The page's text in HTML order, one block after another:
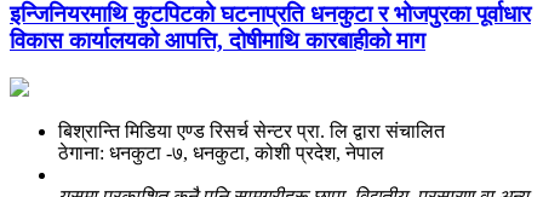
इन्जिनियरमाथि कुटपिटको घटनाप्रति धनकुटा र भोजपुरका पूर्वाधार
विकास कार्यालयको आपत्ति, दोषीमाथि कारबाहीको माग
बिश्रान्ति मिडिया एण्ड रिसर्च सेन्टर प्रा. लि द्वारा संचालित
ठेगाना: धनकुटा -७, धनकुटा, कोशी प्रदेश, नेपाल